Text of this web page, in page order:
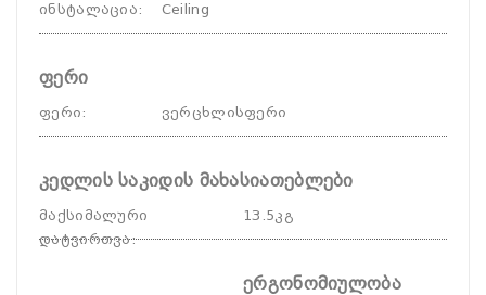
ინსტალაცია: Ceiling
ფერი
ფერი: ვერცხლისფერი
კედლის საკიდის მახასიათებლები
მაქსიმალური
დატვირთვა:
13.5კგ
ერგონომიულობა